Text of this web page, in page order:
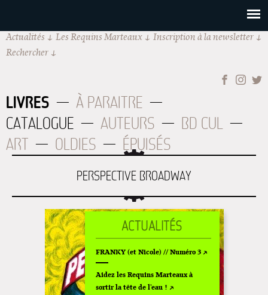
Actualités Les Requins Marteaux
Inscription à la newsletter
Rechercher
LIVRES
À PARAITRE
CATALOGUE
AUTEURS
BD CUL
ART
OLDIES ÉPUISÉS
PERSPECTIVE BROADWAY
FRANKY (et Nicole) // Numéro 3
Aidez les Requins Marteaux à
sortir la tête de l'eau !